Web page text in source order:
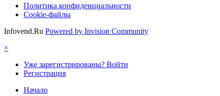
Политика конфиденциальности
Cookie-файлы
Infovend.Ru Powered by Invision Community
×
Уже зарегистрированы? Войти
Регистрация
Начало